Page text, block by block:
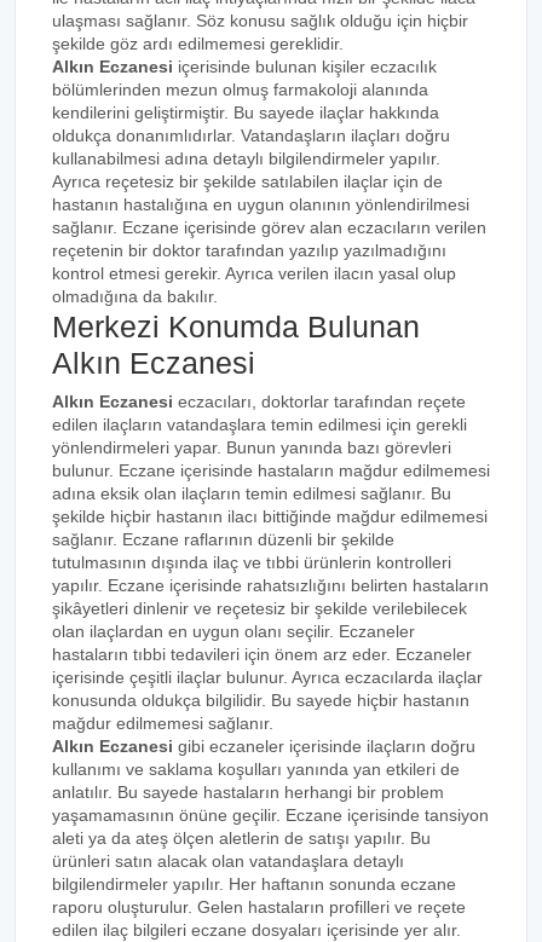
ulaşması sağlanır. Söz konusu sağlık olduğu için hiçbir
şekilde göz ardı edilmemesi gereklidir.
Alkın Eczanesi içerisinde bulunan kişiler eczacılık
bölümlerinden mezun olmuş farmakoloji alanında
kendilerini geliştirmiştir. Bu sayede ilaçlar hakkında
oldukça donanımlıdırlar. Vatandaşların ilaçları doğru
kullanabilmesi adına detaylı bilgilendirmeler yapılır.
Ayrıca reçetesiz bir şekilde satılabilen ilaçlar için de
hastanın hastalığına en uygun olanının yönlendirilmesi
sağlanır. Eczane içerisinde görev alan eczacıların verilen
reçetenin bir doktor tarafından yazılıp yazılmadığını
kontrol etmesi gerekir. Ayrıca verilen ilacın yasal olup
olmadığına da bakılır.
Merkezi Konumda Bulunan
Alkın Eczanesi
Alkın Eczanesi eczacıları, doktorlar tarafından reçete
edilen ilaçların vatandaşlara temin edilmesi için gerekli
yönlendirmeleri yapar. Bunun yanında bazı görevleri
bulunur. Eczane içerisinde hastaların mağdur edilmemesi
adına eksik olan ilaçların temin edilmesi sağlanır. Bu
şekilde hiçbir hastanın ilacı bittiğinde mağdur edilmemesi
sağlanır. Eczane raflarının düzenli bir şekilde
tutulmasının dışında ilaç ve tıbbi ürünlerin kontrolleri
yapılır. Eczane içerisinde rahatsızlığını belirten hastaların
şikâyetleri dinlenir ve reçetesiz bir şekilde verilebilecek
olan ilaçlardan en uygun olanı seçilir. Eczaneler
hastaların tıbbi tedavileri için önem arz eder. Eczaneler
içerisinde çeşitli ilaçlar bulunur. Ayrıca eczacılarda ilaçlar
konusunda oldukça bilgilidir. Bu sayede hiçbir hastanın
mağdur edilmemesi sağlanır.
Alkın Eczanesi gibi eczaneler içerisinde ilaçların doğru
kullanımı ve saklama koşulları yanında yan etkileri de
anlatılır. Bu sayede hastaların herhangi bir problem
yaşamamasının önüne geçilir. Eczane içerisinde tansiyon
aleti ya da ateş ölçen aletlerin de satışı yapılır. Bu
ürünleri satın alacak olan vatandaşlara detaylı
bilgilendirmeler yapılır. Her haftanın sonunda eczane
raporu oluşturulur. Gelen hastaların profilleri ve reçete
edilen ilaç bilgileri eczane dosyaları içerisinde yer alır.